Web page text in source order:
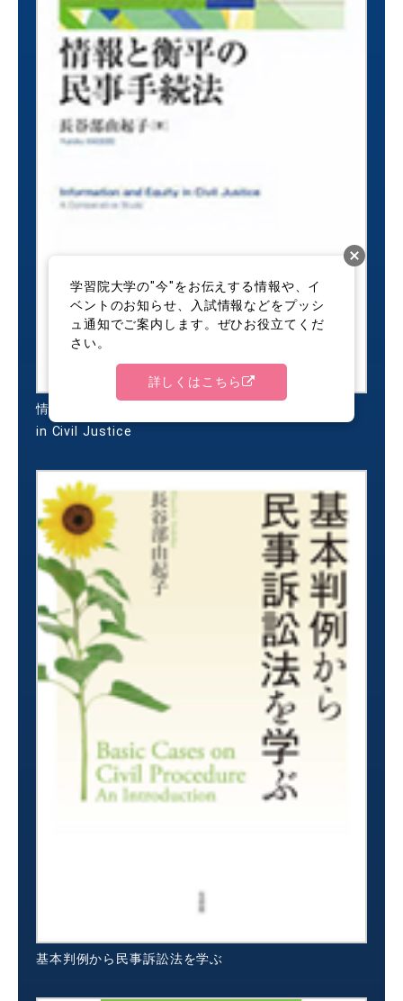
情報と衡平の民事手続法 = Information and Equity
in Civil Justice
基本判例から民事訴訟法を学ぶ
学習院大学の"今"をお伝えする情報や、イ
ベントのお知らせ、入試情報などをプッシ
ュ通知でご案内します。ぜひお役立てくだ
さい。
詳しくはこちら